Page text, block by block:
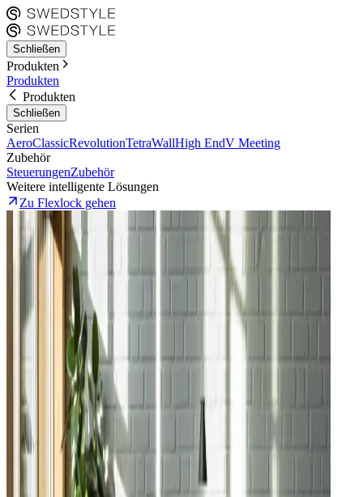
Schließen
Produkten
Produkten
Produkten
Schließen
Serien
AeroClassicRevolutionTetraWallHigh EndV Meeting
Zubehör
SteuerungenZubehör
Weitere intelligente Lösungen
Zu Flexlock gehen